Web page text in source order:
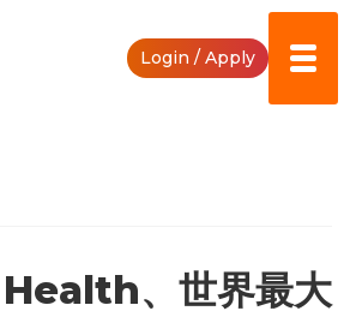
Login / Apply
、世界最大